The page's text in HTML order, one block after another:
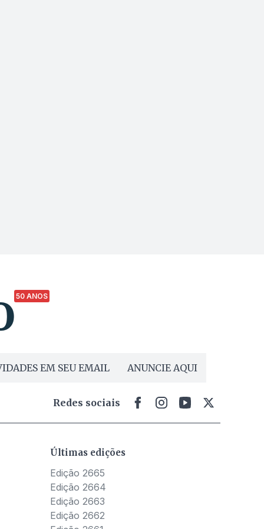
50 ANOS
EM SEU EMAIL ANUNCIE AQUI
Redes sociais
Últimas edições
Edição 2665
Edição 2664
Edição 2663
Edição 2662